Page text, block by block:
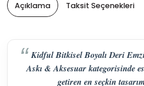
Açıklama Taksit Seçenekleri
Kidful Bitkisel Boyalı Deri
Askı & Aksesuar kategorisinde
getiren en seçkin